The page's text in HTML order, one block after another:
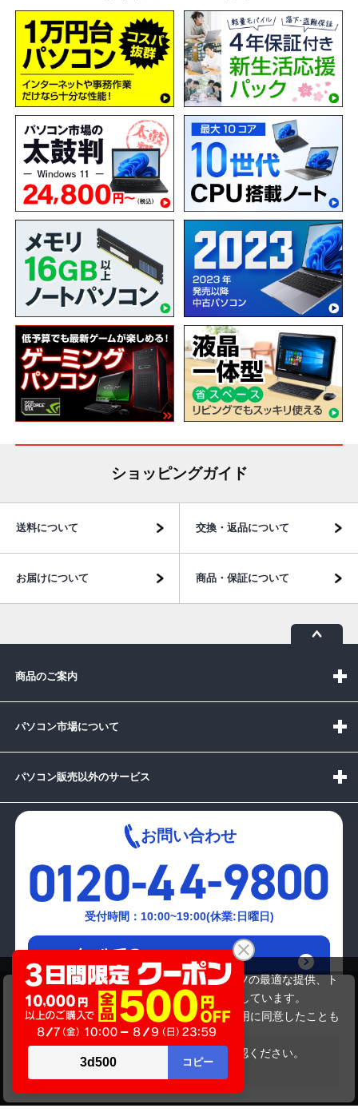
NEC VK19EX-F PC-VK19EXZCF
商品価格 21,780円
在庫がありません
ショッピングガイド
送料について 交換・返品について
お届けについて 商品・保証について
商品のご案内
パソコン市場について
パソコン販売以外のサービス
お問い合わせ
受付時間：10:00~19:00(休業:日曜日)
メールでの
お問い合わせはこちら
当サイトでは利用体験の向上およびコンテンツの最適な提供、ト
ラフィックの分析を目的としてCookieを使用しています。
サイトの閲覧を継続された場合、Cookieの利用に同意したことも
のといたします。
をご確認ください。
承諾する